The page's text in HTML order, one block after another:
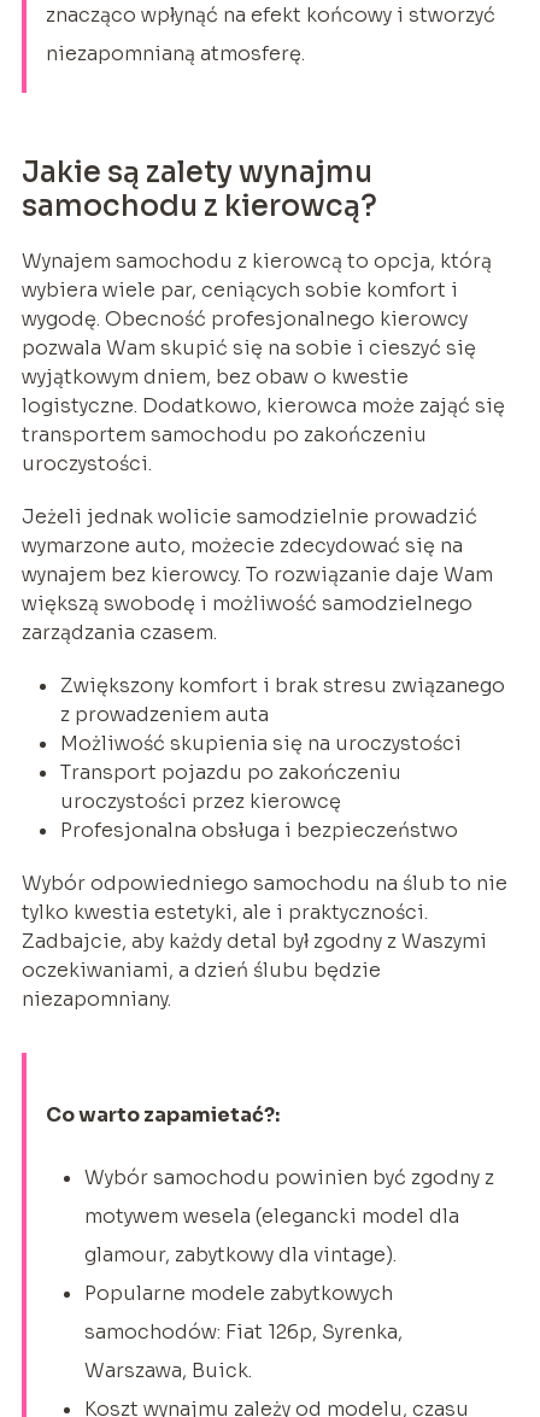
znacząco wpłynąć na efekt końcowy i stworzyć
niezapomnianą atmosferę.
Jakie są zalety wynajmu
samochodu z kierowcą?
Wynajem samochodu z kierowcą to opcja, którą
wybiera wiele par, ceniących sobie komfort i
wygodę. Obecność profesjonalnego kierowcy
pozwala Wam skupić się na sobie i cieszyć się
wyjątkowym dniem, bez obaw o kwestie
logistyczne. Dodatkowo, kierowca może zająć się
transportem samochodu po zakończeniu
uroczystości.
Jeżeli jednak wolicie samodzielnie prowadzić
wymarzone auto, możecie zdecydować się na
wynajem bez kierowcy. To rozwiązanie daje Wam
większą swobodę i możliwość samodzielnego
zarządzania czasem.
Zwiększony komfort i brak stresu związanego
z prowadzeniem auta
Możliwość skupienia się na uroczystości
Transport pojazdu po zakończeniu
uroczystości przez kierowcę
Profesjonalna obsługa i bezpieczeństwo
Wybór odpowiedniego samochodu na ślub to nie
tylko kwestia estetyki, ale i praktyczności.
Zadbajcie, aby każdy detal był zgodny z Waszymi
oczekiwaniami, a dzień ślubu będzie
niezapomniany.
Co warto zapamietać?:
Wybór samochodu powinien być zgodny z
motywem wesela (elegancki model dla
glamour, zabytkowy dla vintage).
Popularne modele zabytkowych
samochodów: Fiat 126p, Syrenka,
Warszawa, Buick.
Koszt wynajmu zależy od modelu, czasu